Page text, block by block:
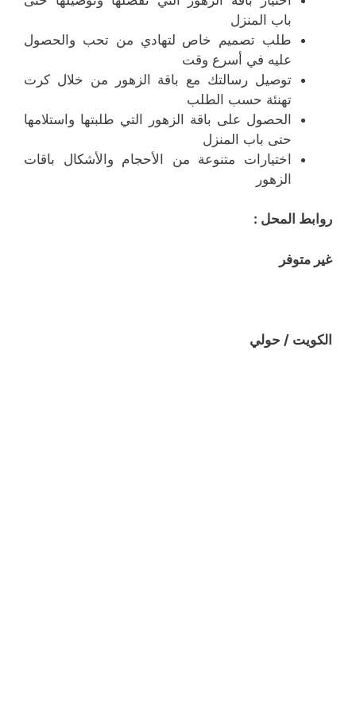
باب المنزل
طلب تصميم خاص لتهادي من تحب والحصول
عليه في أسرع وقت
توصيل رسالتك مع باقة الزهور من خلال كرت
تهنئة حسب الطلب
الحصول على باقة الزهور التي طلبتها واستلامها
حتى باب المنزل
اختيارات متنوعة من الأحجام والأشكال باقات
الزهور
روابط المحل :
غير متوفر
الكويت / حولي